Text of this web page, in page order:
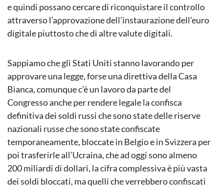
e quindi possano cercare di riconquistare il controllo
attraverso l’approvazione dell’instaurazione dell’euro
digitale piuttosto che di altre valute digitali.
Sappiamo che gli Stati Uniti stanno lavorando per
approvare una legge, forse una direttiva della Casa
Bianca, comunque c’è un lavoro da parte del
Congresso anche per rendere legale la confisca
definitiva dei soldi russi che sono state delle riserve
nazionali russe che sono state confiscate
temporaneamente, bloccate in Belgio e in Svizzera per
poi trasferirle all’Ucraina, che ad oggi sono almeno
200 miliardi di dollari, la cifra complessiva è più vasta
dei soldi bloccati, ma quelli che verrebbero confiscati